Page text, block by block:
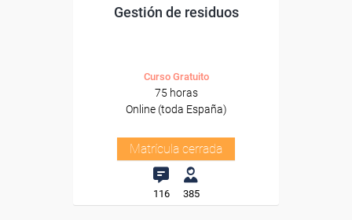
Gestión de residuos
Curso Gratuito
75 horas
Online (toda España)
Matrícula cerrada
116 385